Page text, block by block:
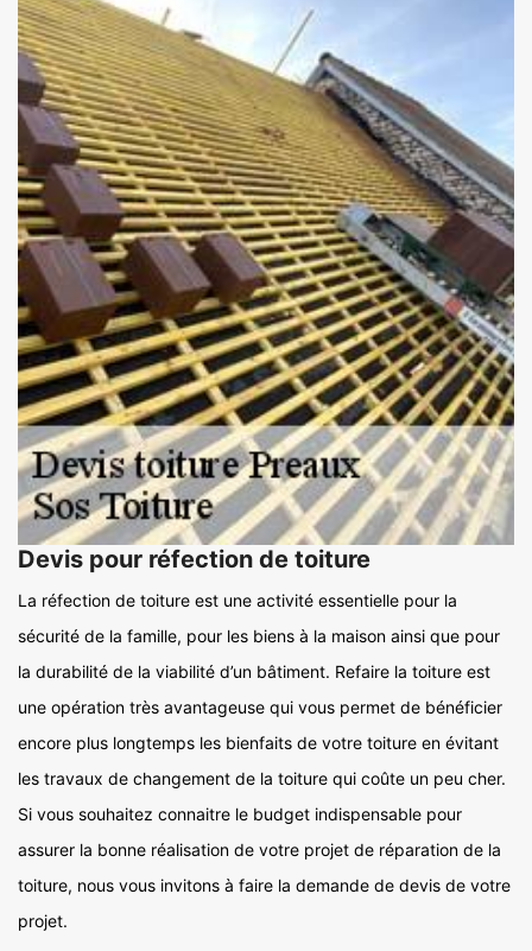
Devis pour réfection de toiture
La réfection de toiture est une activité essentielle pour la
sécurité de la famille, pour les biens à la maison ainsi que pour
la durabilité de la viabilité d’un bâtiment. Refaire la toiture est
une opération très avantageuse qui vous permet de bénéficier
encore plus longtemps les bienfaits de votre toiture en évitant
les travaux de changement de la toiture qui coûte un peu cher.
Si vous souhaitez connaitre le budget indispensable pour
assurer la bonne réalisation de votre projet de réparation de la
toiture, nous vous invitons à faire la demande de devis de votre
projet.